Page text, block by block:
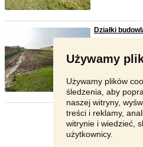
Używamy
Używamy plików
śledzenia, aby
naszej witryny,
treści i reklamy,
witrynie i wiedzieć,
użytkownicy.
Działki
259 200 zł
Strona: 1 2 3